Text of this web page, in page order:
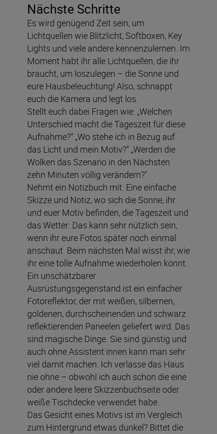
Nächste Schritte
Es wird genügend Zeit sein, um
Lichtquellen wie Blitzlicht, Softboxen, Key
Lights und viele andere kennenzulernen. Im
Moment habt ihr alle Lichtquellen, die ihr
braucht, um loszulegen – die Sonne und
eure Hausbeleuchtung! Also, schnappt
euch die Kamera und legt los.
Stellt euch dabei Fragen wie: „Welchen
Unterschied macht die Tageszeit für diese
Aufnahme?“ „Wo stehe ich in Bezug auf
das Licht und mein Motiv?“ „Werden die
Wolken das Szenario in den Nächsten
zehn Minuten völlig verändern?"
Nehmt ein Notizbuch mit. Eine einfache
Skizze und Notiz, wo sich die Sonne, ihr
und euer Motiv befinden, die Tageszeit und
das Wetter: Das kann sehr nützlich sein,
wenn ihr eure Fotos später noch einmal
anschaut. Beim nächsten Mal wisst ihr, wie
ihr eine tolle Aufnahme wiederholen könnt.
Ein unschätzbarer
Ausrüstungsgegenstand ist ein einfacher
Fotoreflektor, der mit weißen, silbernen,
goldenen, durchscheinenden und schwarz
reflektierenden Paneelen geliefert wird. Das
sind magische Dinge. Sie sind günstig und
auch ohne Assistent:innen kann man sehr
viel damit machen. Ich verlasse das Haus
nie ohne – obwohl ich auch schon die eine
oder andere leere Skizzenbuchseite oder
weiße Tischdecke verwendet habe.
Das Gesicht eines Motivs ist im Vergleich
zum Hintergrund etwas dunkel? Bittet die